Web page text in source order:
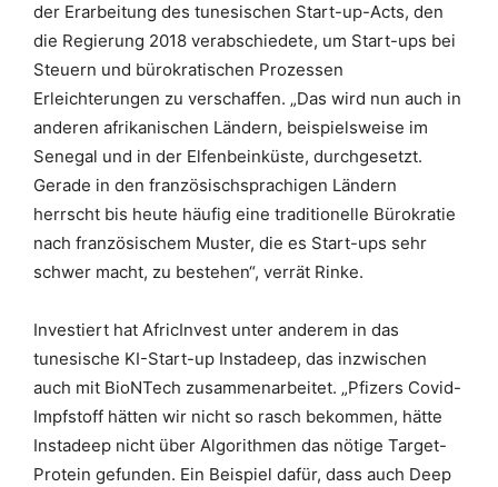
der Erarbeitung des tunesischen Start-up-Acts, den
die Regierung 2018 verabschiedete, um Start-ups bei
Steuern und bürokratischen Prozessen
Erleichterungen zu verschaffen. „Das wird nun auch in
anderen afrikanischen Ländern, beispielsweise im
Senegal und in der Elfenbeinküste, durchgesetzt.
Gerade in den französischsprachigen Ländern
herrscht bis heute häufig eine traditionelle Bürokratie
nach französischem Muster, die es Start-ups sehr
schwer macht, zu bestehen“, verrät Rinke.
Investiert hat AfricInvest unter anderem in das
tunesische KI-Start-up Instadeep, das inzwischen
auch mit BioNTech zusammenarbeitet. „Pfizers Covid-
Impfstoff hätten wir nicht so rasch bekommen, hätte
Instadeep nicht über Algorithmen das nötige Target-
Protein gefunden. Ein Beispiel dafür, dass auch Deep